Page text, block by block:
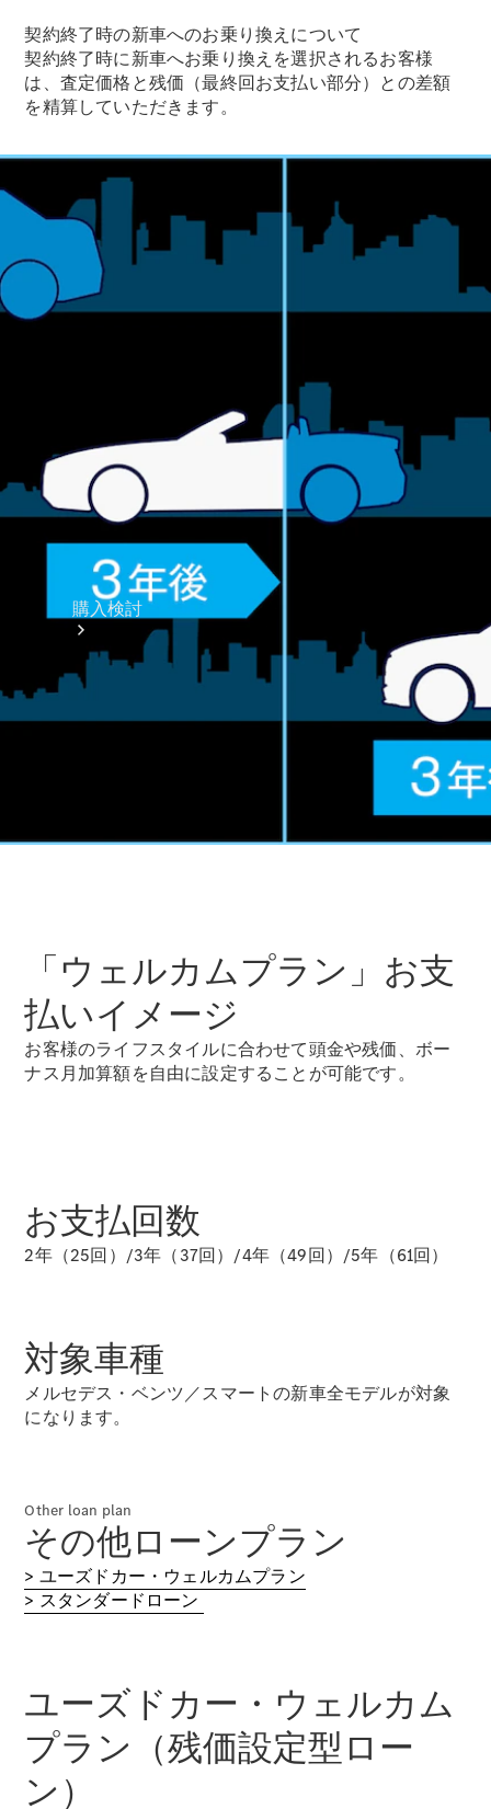
試乗リクエ
スト
オンライン
ショールー
試乗リクエスト
オンラインショールーム
購入検討
ショールー
フェア・イ
ベント キャ
ンペーン
ファイナン
ス(リース/
買取サービ
ス
見積シミュ
試乗リクエ
スト
ログラム
アクセサ
リー/コレ
クション
契約終了時の新車へのお乗り換えについて
契約終了時に新車へお乗り換えを選択されるお客様
は、査定価格と残価（最終回お支払い部分）との差額
を精算していただきます。
「ウェルカムプラン」お支
払いイメージ
お客様のライフスタイルに合わせて頭金や残価、ボー
ナス月加算額を自由に設定することが可能です。
お支払回数
2年（25回）/3年（37回）/4年（49回）/5年（61回）
対象車種
メルセデス・ベンツ／スマートの新車全モデルが対象
になります。
Other loan plan
その他ローンプラン
> ユーズドカー・ウェルカムプラン
> スタンダードローン
ユーズドカー・ウェルカム
プラン（残価設定型ロー
ン）